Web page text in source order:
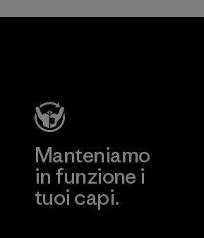
Manteniamo
in funzione i
tuoi capi.